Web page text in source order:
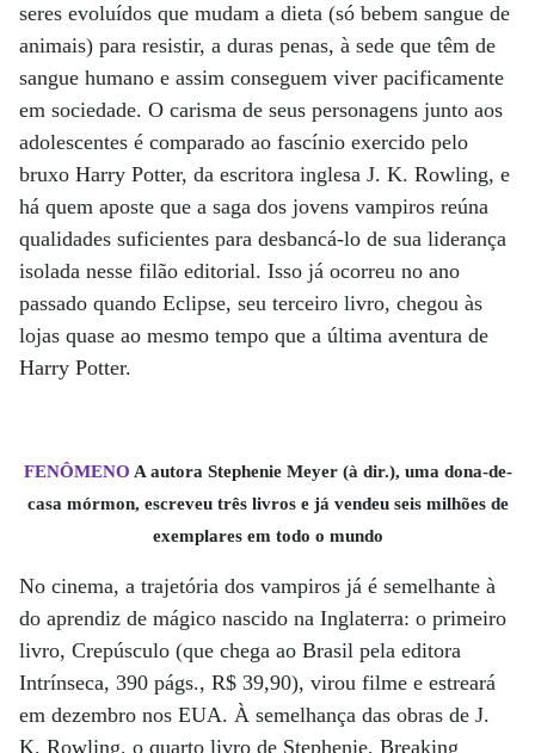
seres evoluídos que mudam a dieta (só bebem sangue de
animais) para resistir, a duras penas, à sede que têm de
sangue humano e assim conseguem viver pacificamente
em sociedade. O carisma de seus personagens junto aos
adolescentes é comparado ao fascínio exercido pelo
bruxo Harry Potter, da escritora inglesa J. K. Rowling, e
há quem aposte que a saga dos jovens vampiros reúna
qualidades suficientes para desbancá-lo de sua liderança
isolada nesse filão editorial. Isso já ocorreu no ano
passado quando Eclipse, seu terceiro livro, chegou às
lojas quase ao mesmo tempo que a última aventura de
Harry Potter.
FENÔMENO A autora Stephenie Meyer (à dir.), uma dona-de-
casa mórmon, escreveu três livros e já vendeu seis milhões de
exemplares em todo o mundo
No cinema, a trajetória dos vampiros já é semelhante à
do aprendiz de mágico nascido na Inglaterra: o primeiro
livro, Crepúsculo (que chega ao Brasil pela editora
Intrínseca, 390 págs., R$ 39,90), virou filme e estreará
em dezembro nos EUA. À semelhança das obras de J.
K. Rowling, o quarto livro de Stephenie, Breaking